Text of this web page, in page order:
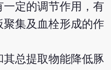
定的调节作用，有
聚集及血栓形成的作
总提取物能降低豚